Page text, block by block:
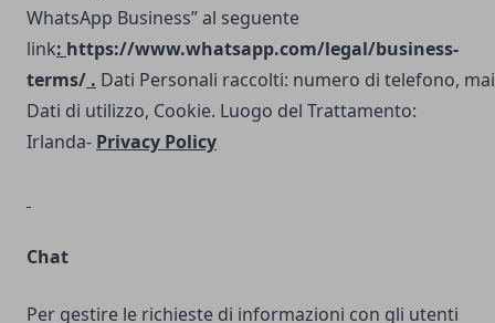
WhatsApp Business” al seguente
link: https://www.whatsapp.com/legal/business-
terms/ . Dati Personali raccolti: numero di telefono,
Dati di utilizzo, Cookie. Luogo del Trattamento:
Irlanda- Privacy Policy
Chat
Per gestire le richieste di informazioni con gli utenti